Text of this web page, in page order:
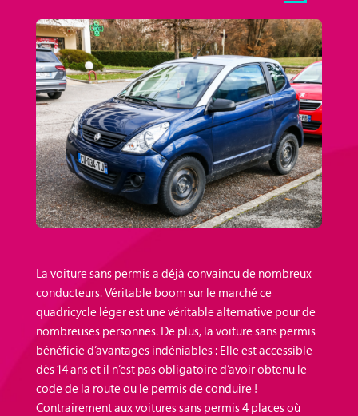
La voiture sans permis a déjà convaincu de nombreux
conducteurs. Véritable boom sur le marché ce
quadricycle léger est une véritable alternative pour de
nombreuses personnes. De plus, la voiture sans permis
bénéficie d’avantages indéniables : Elle est accessible
dès 14 ans et il n’est pas obligatoire d’avoir obtenu le
code de la route ou le permis de conduire !
Contrairement aux voitures sans permis 4 places où